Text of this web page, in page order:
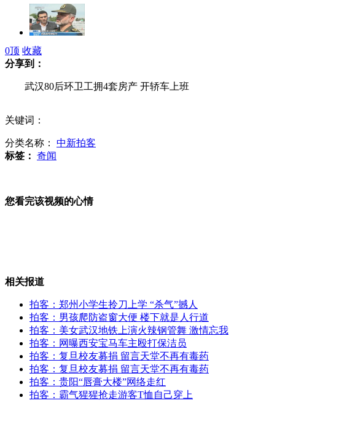
伊朗防长：将沉重打击任何军事攻击
得州地方官员称化肥厂仍非常危险
得州爆炸现场火势得到控制 原因仍未查明
郑州小学生拎刀上学 “杀气”撼人
0顶 收藏
分享到：
武汉80后环卫工拥4套房产 开轿车上班
关键词：
分类名称： 中新拍客
标签： 奇闻
您看完该视频的心情
相关报道
拍客：郑州小学生拎刀上学 “杀气”撼人
拍客：男孩爬防盗窗大便 楼下就是人行道
拍客：美女武汉地铁上演火辣钢管舞 激情忘我
拍客：网曝西安宝马车主殴打保洁员
拍客：复旦校友募捐 留言天堂不再有毒药
拍客：复旦校友募捐 留言天堂不再有毒药
拍客：贵阳“唇膏大楼”网络走红
拍客：霸气猩猩抢走游客T恤自己穿上